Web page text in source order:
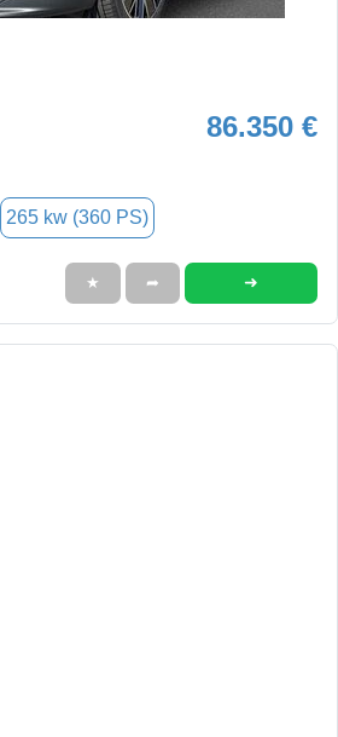
86.350 €
265 kw (360 PS)
★ ➦ ➜